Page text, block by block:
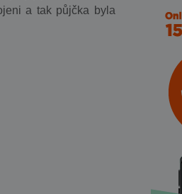
a tak půjčka byla